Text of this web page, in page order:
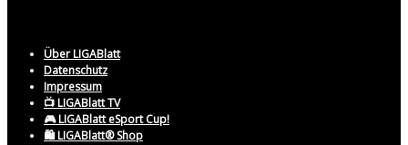
Über LIGABlatt
Datenschutz
Impressum
📺 LIGABlatt TV
🎮 LIGABlatt eSport Cup!
🛍️ LIGABlatt® Shop